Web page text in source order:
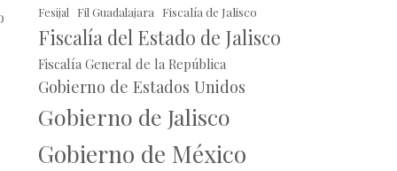
Fesijal Fil Guadalajara Fiscalía de Jalisco
Fiscalía del Estado de Jalisco
Fiscalía General de la República
Gobierno de Estados Unidos
Gobierno de Jalisco
Gobierno de México